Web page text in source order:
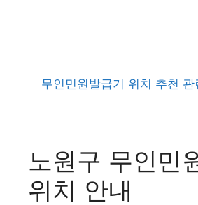
무인민원발급기 위치 추천 관
노원구 무인민
위치 안내